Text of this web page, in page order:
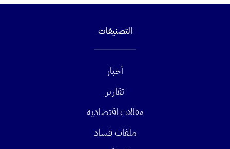
التصنيفات
أخبار
تقارير
مقالات اقتصادية
ملفات فساد